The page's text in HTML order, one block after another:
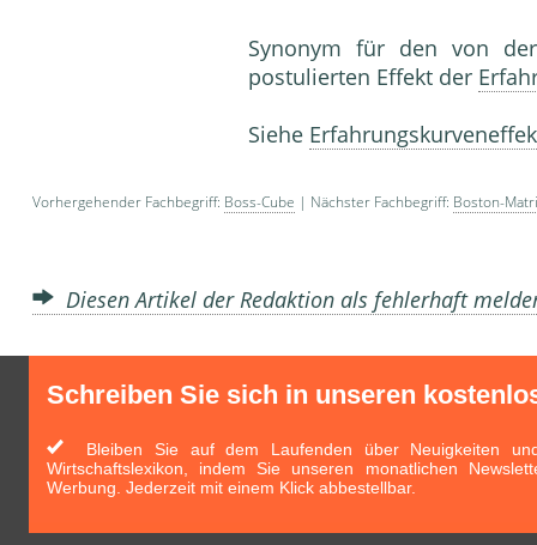
Synonym für den von
postulierten Effekt der
Siehe
Vorhergehender Fachbegriff: Boss-Cube | Nächster Fachbegriff: Boston-
Diesen Artikel der Redaktion als fehlerhaft
Schreiben Sie sich in unseren
Bleiben Sie auf dem Laufenden über Neuigkeiten
Wirtschaftslexikon, indem Sie unseren monatlichen
Werbung. Jederzeit mit einem Klick abbestellbar.